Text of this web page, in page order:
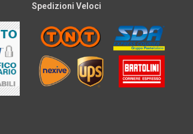
Spedizioni Veloci